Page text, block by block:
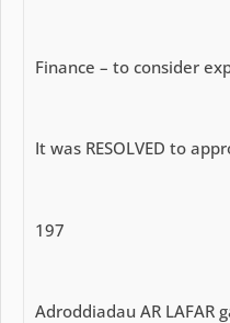
Finance – to consider
It was RESOLVED to
197
Adroddiadau AR LAFAR